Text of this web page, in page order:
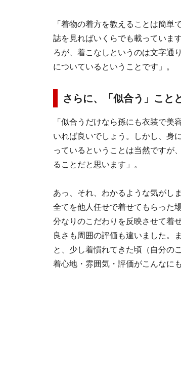
「着物の着方を教えることは簡
誌を見ればいくらでも載っていま
ろが、着こなしというのは文字通
についているということです」。
さらに、「似合う」こと
「似合うだけなら孫にも衣装で美
いれば良いでしょう。しかし、身
っているということは当然ですが
ることだと思います」。
あっ、それ、わかるような気がし
全てを他人任せで着せてもらった
分なりのこだわりを反映させて着
良さも周囲の評価も違いました。
と、少し着慣れてきた頃（自分の
着心地・雰囲気・評価がこんなに